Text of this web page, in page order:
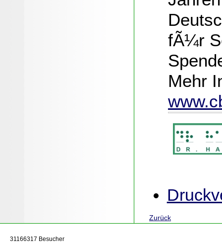
fÃ¼r
Mehr
Zurück
31166317 Besucher